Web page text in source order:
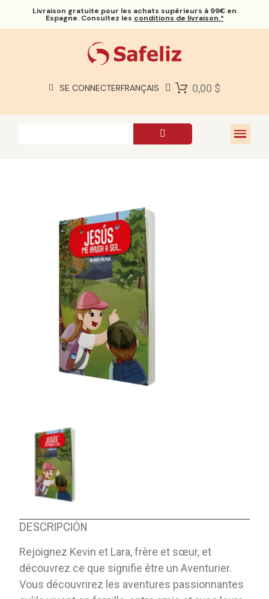
Livraison gratuite pour les achats supérieurs à 99€ en
Espagne. Consultez les conditions de livraison.*
SE CONNECTERFRANÇAIS 0,00 $
À PROPOS DE NOUS
DESCRIPCIÓN
Rejoignez Kevin et Lara, frère et sœur, et
découvrez ce que signifie être un Aventurier.
Vous découvrirez les aventures passionnantes